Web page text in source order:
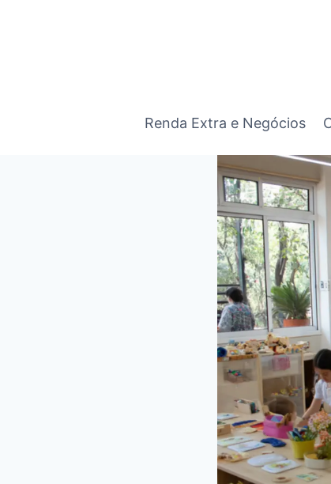
Renda Extra e Negócios